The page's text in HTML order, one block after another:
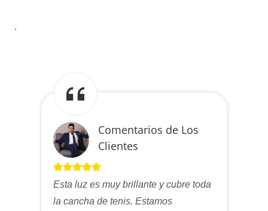
.
Comentarios de Los
Clientes
Esta luz es muy brillante y cubre toda
la cancha de tenis. Estamos